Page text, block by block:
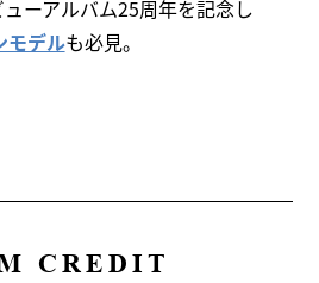
ーアルバム25周年を記念し
モデルも必見。
CREDIT